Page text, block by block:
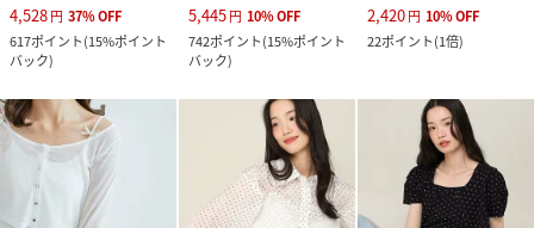
4,528円 37%OFF
617ポイント(15%ポイント
バック)
5,445円 10%OFF
742ポイント(15%ポイント
バック)
2,420円 10%OFF
22ポイント(1倍)